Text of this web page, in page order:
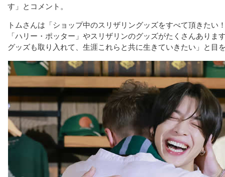
す」とコメント。
トムさんは「ショップ中のスリザリングッズをすべて頂きたい
「ハリー・ポッター」やスリザリンのグッズがたくさんありま
グッズも取り入れて、生涯これらと共に生きていきたい」と目